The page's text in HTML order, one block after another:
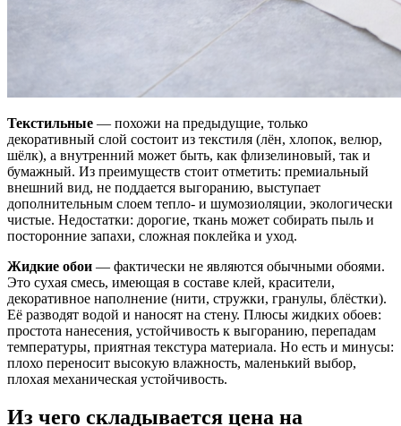
Текстильные — похожи на предыдущие, только
декоративный слой состоит из текстиля (лён, хлопок, велюр,
шёлк), а внутренний может быть, как флизелиновый, так и
бумажный. Из преимуществ стоит отметить: премиальный
внешний вид, не поддается выгоранию, выступает
дополнительным слоем тепло- и шумозиоляции, экологически
чистые. Недостатки: дорогие, ткань может собирать пыль и
посторонние запахи, сложная поклейка и уход.
Жидкие обои — фактически не являются обычными обоями.
Это сухая смесь, имеющая в составе клей, красители,
декоративное наполнение (нити, стружки, гранулы, блёстки).
Её разводят водой и наносят на стену. Плюсы жидких обоев:
простота нанесения, устойчивость к выгоранию, перепадам
температуры, приятная текстура материала. Но есть и минусы:
плохо переносит высокую влажность, маленький выбор,
плохая механическая устойчивость.
Из чего складывается цена на